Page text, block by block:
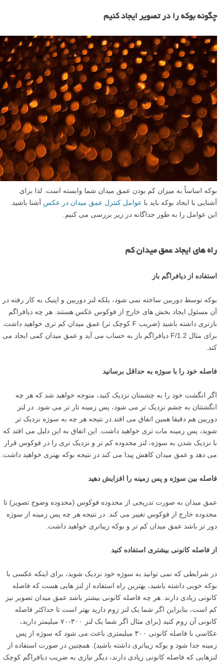
چگونه بوکه را در تصویر ایجاد کنیم
بوکه اساساً به میزان کم بودن عمق میدان شما وابسته است. لذا برای
آشنایی با ایجاد بوکه باید با عوامل کنترل عمق میدان در عکس آشنا باشید.
این عوامل را به طور جداگانه در زیر بررسی می کنیم.
راه های ایجاد عمق میدان کم
استفاده از دیافراگم باز
بوکه توسط دوربین ساخته نمی شود، بلکه لنز دوربین و اپتیک به کار رفته در
آن مسئول ایجاد بخش های خارج از فوکوس عکس هستند. هر چه دیافراگم
بازتری داشته باشید (ضریب F کوچک تر) عمق میدان کم تری خواهید داشت.
برای مثال F/1.2 دیافراگم باز به حساب می آید و عمق میدان کمی ایجاد می
کند.
فاصله خود را با سوژه به حداقل برسانید
اگر انگشت خود را به چشمتان نزدیک کنید، متوجه خواهید شد که هر چه
انگشتتان به چشم نزدیک تر می شود، پس زمینه تار تر می شود. در لنز
دوربین هم دقیقا همین اتفاق می افتد.در نتیجه هر چه به سوژه نزدیک تر
شوید، پس زمینه مات تری خواهید داشت. این اتفاق به این دلیل می افتد که
با نزدیک شدن به سوژه، لنز محدوده کم تر و نزدیک تری را در فوکوس قرار
می دهد و عمق میدان کاهش پیدا می کند در نتیجه بوکه بهتری خواهید داشت.
فاصله بین سوژه و پس زمینه را افزایش دهید
عمق میدان به صورت تدریجی از محدوده فوکوس (محدوده وضوح تصویر) تا
محدوده خارج از فوکوس تغییر می کند. در نتیجه هر چه پس زمینه از سوژه
دور تر باشد عمق میدان کم تر و بوکه زیباتری خواهید داشت.
از فاصله کانونی بیشتری استفاده کنید
در شرایطی که نمی توانید به سوژه خود نزدیک شوید، برای اینکه عکسی با
بوکه خوبی داشته باشید، بهترین راه استفاده از لنز هایی هست که فاصله
کانونی زیادی دارند. هر چه فاصله کانونی بیشتر باشد عمق میدان تصویر نیز
کم است، بنابراین اگر شما یک لنز زوم دارید بهتر است تا حداکثر فاصله
کانونی آن زوم کنید (برای مثال اگر شما یک لنز ۳۰۰-۷۰ میلیمتر دارید،
عکاسی با فاصله کانونی ۳۰۰ میلیمتری باعث می شود که سوژه از پس
زمینه جدا شود و بوکه زیباتری داشته باشید). همچنین در صورت استفاده از
لنزهایی که فاصله کانونی زیادی دارند، دیگر نیازی به ضریب دیافراگم کوچک